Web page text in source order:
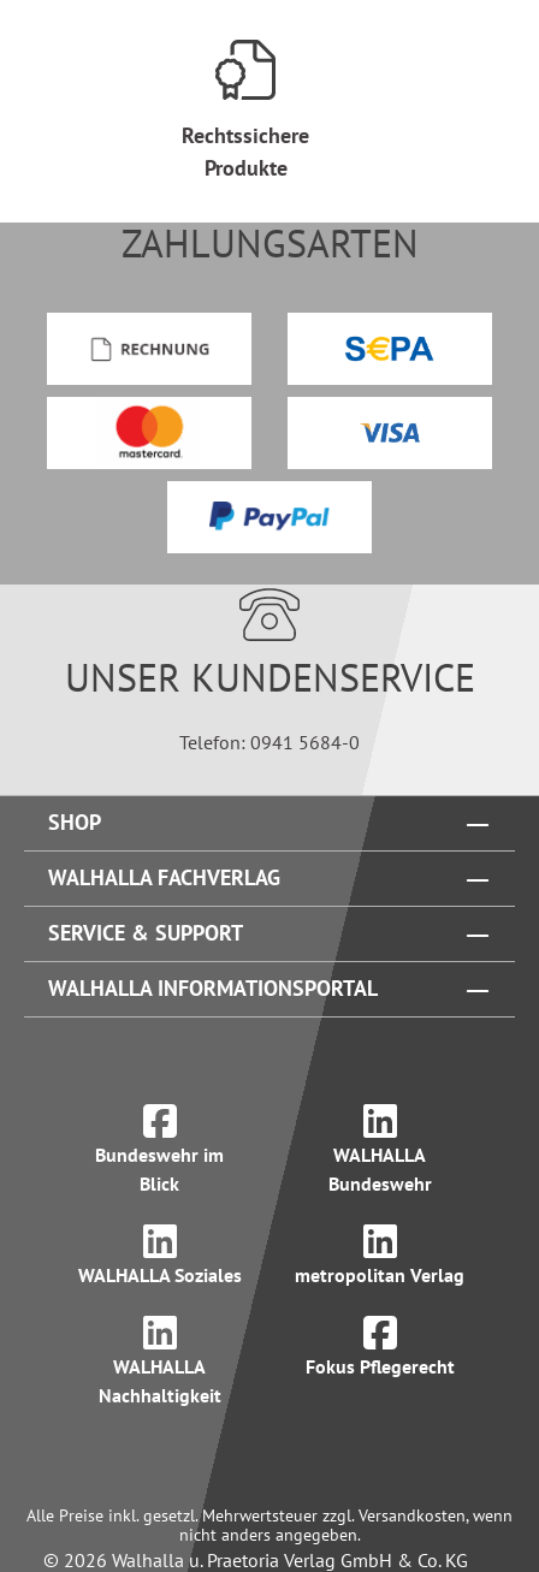
Rechtssichere
Produkte
ZAHLUNGSARTEN
UNSER KUNDENSERVICE
Telefon: 0941 5684-0
SHOP
WALHALLA FACHVERLAG
SERVICE & SUPPORT
WALHALLA INFORMATIONSPORTAL
Bundeswehr im
Blick
WALHALLA
Bundeswehr
WALHALLA Soziales metropolitan Verlag
WALHALLA
Nachhaltigkeit
Fokus Pflegerecht
Alle Preise inkl. gesetzl. Mehrwertsteuer zzgl. Versandkosten, wenn
nicht anders angegeben.
© 2026 Walhalla u. Praetoria Verlag GmbH & Co. KG